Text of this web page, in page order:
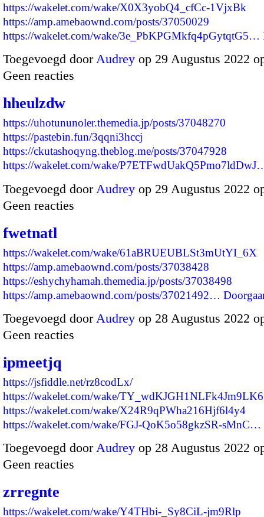
https://wakelet.com/wake/X0X3yobQ4_cfCc-1VjxBk
https://amp.amebaownd.com/posts/37050029
https://wakelet.com/wake/3e_PbKPGMkfq4pGytqtG5…
Toegevoegd doorAudrey op 29 Augustus 2022
Geen reacties
hheulzdw
https://uhotununoler.themedia.jp/posts/37048270
https://pastebin.fun/3qqni3hccj
https://ckutashoqyng.theblog.me/posts/37047928
https://wakelet.com/wake/
Toegevoegd door Audrey op 29 Augustus 2022
Geen reacties
fwetnatl
https://wakelet.com/wake/61aBRUEUBLSt3mUtYI_6X
https://amp.amebaownd.com/posts/37038428
https://eshychyhamah.themedia.jp/posts/37038498
https://amp.amebaownd.com/posts/37021492…
Toegevoegd doorAudrey op 28 Augustus 2022
Geen reacties
ipmeetjq
https://jsfiddle.net/rz8codLx/
https://wakelet.com/wake/TY_wdKJGH1NLFk4Jm9LK6
https://wakelet.com/wake/X24R9qPWha216Hjf6l4y4
https://wakelet.com/wake/FGJ-QoK5o58gkzSR-sMnC…
Toegevoegd doorAudrey op 28 Augustus 2022
Geen reacties
zrregnte
https://wakelet.com/wake/Y4THbi-_Sy8CiL-jm9Rlp